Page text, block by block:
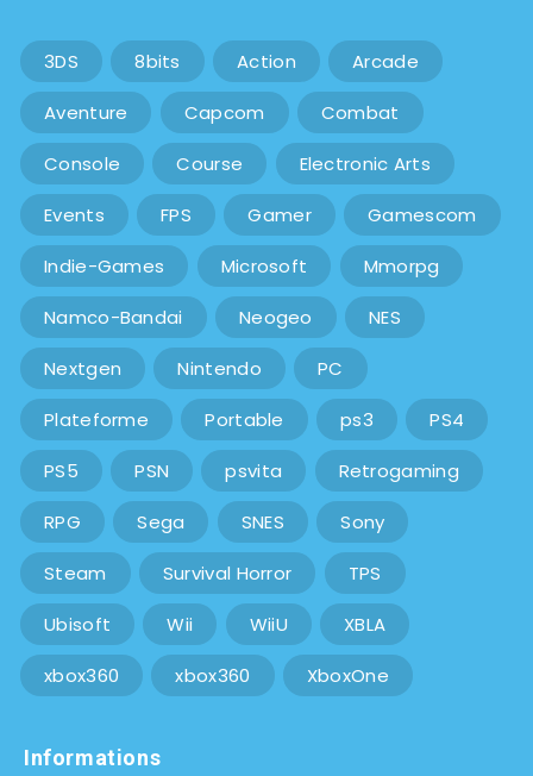
3DS 8bits Action Arcade
Aventure Capcom Combat
Console Course Electronic Arts
Events FPS Gamer Gamescom
Indie-Games Microsoft Mmorpg
Namco-Bandai Neogeo NES
Nextgen Nintendo PC
Plateforme Portable ps3 PS4
PS5 PSN psvita Retrogaming
RPG Sega SNES Sony
Steam Survival Horror TPS
Ubisoft Wii WiiU XBLA
xbox360 xbox360 XboxOne
Informations